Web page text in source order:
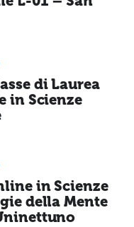
di Laurea
in Scienze
in Scienze
della Mente